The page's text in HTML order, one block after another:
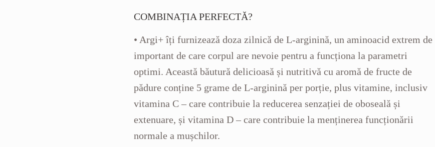
COMBINAȚIA PERFECTĂ?
• Argi+ îți furnizează doza zilnică de L-arginină, un aminoacid extrem de
important de care corpul are nevoie pentru a funcționa la parametri
optimi. Această băutură delicioasă și nutritivă cu aromă de fructe de
pădure conține 5 grame de L-arginină per porție, plus vitamine, inclusiv
vitamina C – care contribuie la reducerea senzației de oboseală și
extenuare, și vitamina D – care contribuie la menținerea funcționării
normale a mușchilor.